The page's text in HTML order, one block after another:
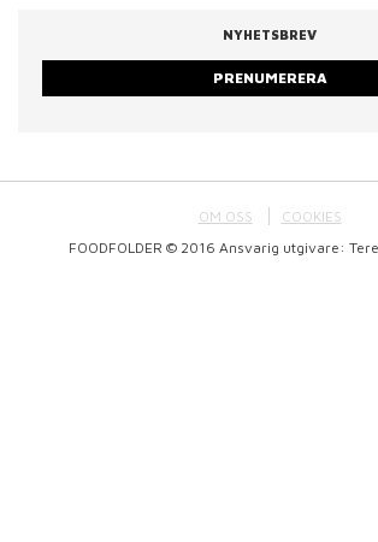
NYHETSBREV
PRENUMERERA
OM OSS
COOKIES
FOODFOLDER © 2016 Ansvarig utgivare: